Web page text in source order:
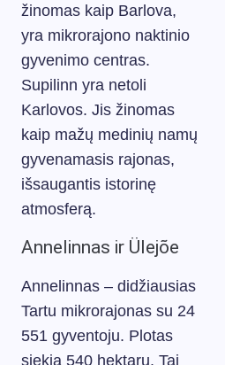
žinomas kaip Barlova,
yra mikrorajono naktinio
gyvenimo centras.
Supilinn yra netoli
Karlovos. Jis žinomas
kaip mažų medinių namų
gyvenamasis rajonas,
išsaugantis istorinę
atmosferą.
Annelinnas ir Ülejõe
Annelinnas – didžiausias
Tartu mikrorajonas su 24
551 gyventoju. Plotas
siekia 540 hektarų. Tai